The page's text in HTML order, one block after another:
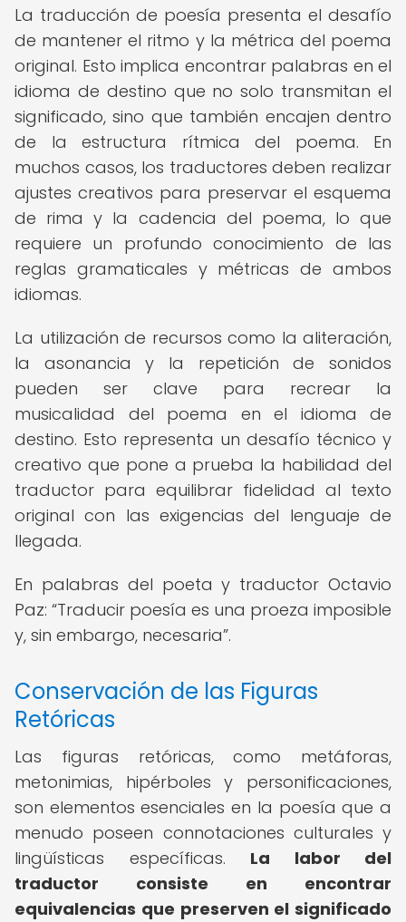
La traducción de poesía presenta el desafío
de mantener el ritmo y la métrica del poema
original. Esto implica encontrar palabras en el
idioma de destino que no solo transmitan el
significado, sino que también encajen dentro
de la estructura rítmica del poema. En
muchos casos, los traductores deben realizar
ajustes creativos para preservar el esquema
de rima y la cadencia del poema, lo que
requiere un profundo conocimiento de las
reglas gramaticales y métricas de ambos
idiomas.
La utilización de recursos como la aliteración,
la asonancia y la repetición de sonidos
pueden ser clave para recrear la
musicalidad del poema en el idioma de
destino. Esto representa un desafío técnico y
creativo que pone a prueba la habilidad del
traductor para equilibrar fidelidad al texto
original con las exigencias del lenguaje de
llegada.
En palabras del poeta y traductor Octavio
Paz: Traducir poesía es una proeza imposible
y, sin embargo, necesaria .
Conservación de las Figuras
Retóricas
Las figuras retóricas, como metáforas,
metonimias, hipérboles y personificaciones,
son elementos esenciales en la poesía que a
menudo poseen connotaciones culturales y
lingüísticas específicas. La labor del
traductor consiste en encontrar
equivalencias que preserven el significado